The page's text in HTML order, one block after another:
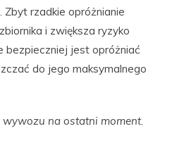
rzadkie opróżnianie
i zwiększa ryzyko
bezpieczniej jest opróżniać
do jego maksymalnego
na ostatni moment.